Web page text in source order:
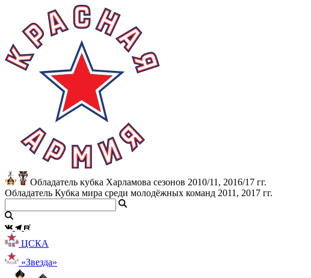
Обладатель кубка Харламова сезонов 2010/11, 2016/17 гг.
Обладатель Кубка мира среди молодёжных команд 2011, 2017 гг.
ЦСКА
«Звезда»